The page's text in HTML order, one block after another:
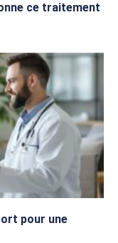
ce traitement
pour une